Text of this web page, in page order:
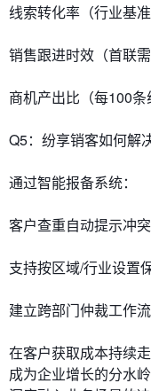
线索转化率​​（行业基准
销售跟进时效​​（首联需
商机产出比​​（每100条
​​Q5：纷享销客如何解
通过智能报备系统：
客户查重自动提示冲突
支持按区域/行业设置
建立跨部门仲裁工作流
在客户获取成本持续
成为企业增长的分水